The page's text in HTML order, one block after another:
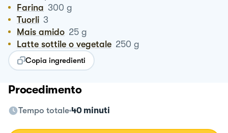
Farina 300 g
Tuorli 3
Mais amido 25 g
Latte sottile o vegetale 250 g
Copia ingredienti
Procedimento
Tempo totale 40 minuti